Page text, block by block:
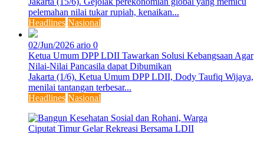
pelemahan nilai tukar rupiah, kenaikan...
Headlines Nasional
02/Jun/2026 ario 0
Ketua Umum DPP LDII Tawarkan Solusi Kebangsaan Agar
Nilai-Nilai Pancasila dapat Dibumikan
Jakarta (1/6). Ketua Umum DPP LDII, Dody Taufiq Wijaya,
menilai tantangan terbesar...
Headlines Nasional